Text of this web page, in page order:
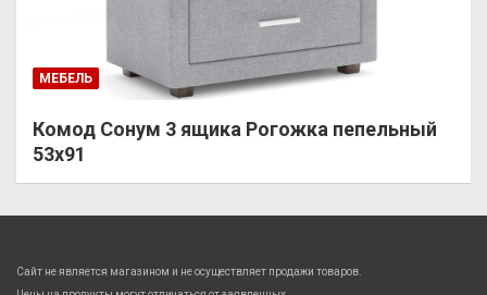
МЕБЕЛЬ
Комод Сонум 3 ящика Рогожка пепельный
53х91
Сайт не является магазином и не осуществляет продажи товаров.